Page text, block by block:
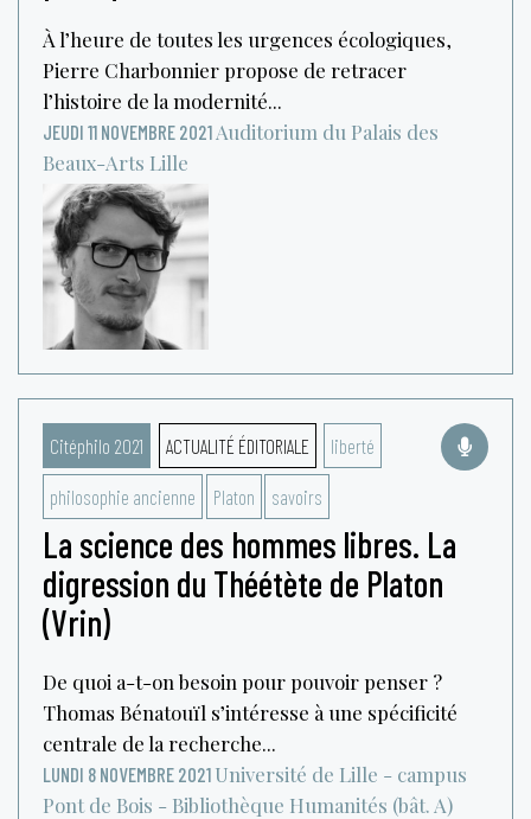
À l’heure de toutes les urgences écologiques,
Pierre Charbonnier propose de retracer
l’histoire de la modernité...
JEUDI 11 NOVEMBRE 2021 Auditorium du Palais des
Beaux-Arts Lille
Citéphilo 2021 ACTUALITÉ ÉDITORIALE liberté
philosophie ancienne Platon savoirs
La science des hommes libres. La
digression du Théétète de Platon
(Vrin)
De quoi a-t-on besoin pour pouvoir penser ?
Thomas Bénatouïl s’intéresse à une spécificité
centrale de la recherche...
LUNDI 8 NOVEMBRE 2021 Université de Lille - campus
Pont de Bois - Bibliothèque Humanités (bât. A)